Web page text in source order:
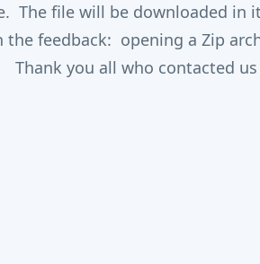
The file will be downloaded in
feedback: opening a Zip
you all who contacted